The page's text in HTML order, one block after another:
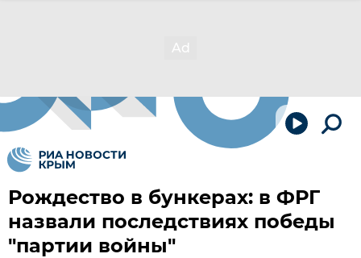
Рождество в бункерах: в ФРГ
назвали последствиях победы
"партии войны"